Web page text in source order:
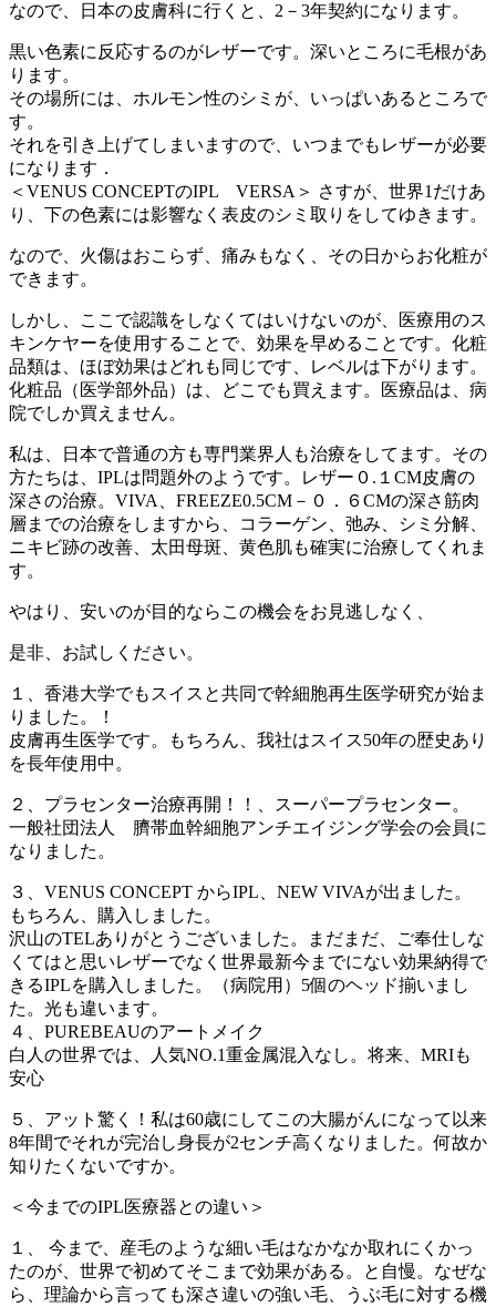
なので、日本の皮膚科に行くと、2－3年契約になります。
黒い色素に反応するのがレザーです。深いところに毛根があ
ります。
その場所には、ホルモン性のシミが、いっぱいあるところで
す。
それを引き上げてしまいますので、いつまでもレザーが必要
になります．
＜VENUS CONCEPTのIPL VERSA＞ さすが、世界1だけあ
り、下の色素には影響なく表皮のシミ取りをしてゆきます。
なので、火傷はおこらず、痛みもなく、その日からお化粧が
できます。
しかし、ここで認識をしなくてはいけないのが、医療用のス
キンケヤーを使用することで、効果を早めることです。化粧
品類は、ほぼ効果はどれも同じです、レベルは下がります。
化粧品（医学部外品）は、どこでも買えます。医療品は、病
院でしか買えません。
私は、日本で普通の方も専門業界人も治療をしてます。その
方たちは、IPLは問題外のようです。レザー０.１CM皮膚の
深さの治療。VIVA、FREEZE0.5CM－０．６CMの深さ筋肉
層までの治療をしますから、コラーゲン、弛み、シミ分解、
ニキビ跡の改善、太田母斑、黄色肌も確実に治療してくれま
す。
やはり、安いのが目的ならこの機会をお見逃しなく、
是非、お試しください。
１、香港大学でもスイスと共同で幹細胞再生医学研究が始ま
りました。！
皮膚再生医学です。もちろん、我社はスイス50年の歴史あり
を長年使用中。
２、プラセンター治療再開！！、スーパープラセンター。
一般社団法人 臍帯血幹細胞アンチエイジング学会の会員に
なりました。
３、VENUS CONCEPT からIPL、NEW VIVAが出ました。
もちろん、購入しました。
沢山のTELありがとうございました。まだまだ、ご奉仕しな
くてはと思いレザーでなく世界最新今までにない効果納得で
きるIPLを購入しました。（病院用）5個のヘッド揃いまし
た。光も違います。
４、PUREBEAUのアートメイク
白人の世界では、人気NO.1重金属混入なし。将来、MRIも
安心
５、アット驚く！私は60歳にしてこの大腸がんになって以来
8年間でそれが完治し身長が2センチ高くなりました。何故か
知りたくないですか。
＜今までのIPL医療器との違い＞
１、 今まで、産毛のような細い毛はなかなか取れにくかっ
たのが、世界で初めてそこまで効果がある。と自慢。なぜな
ら、理論から言っても深さ違いの強い毛、うぶ毛に対する機